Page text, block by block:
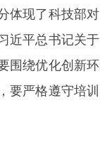
现了科技部
近平总书记关
围绕优化创新
要严格遵守培